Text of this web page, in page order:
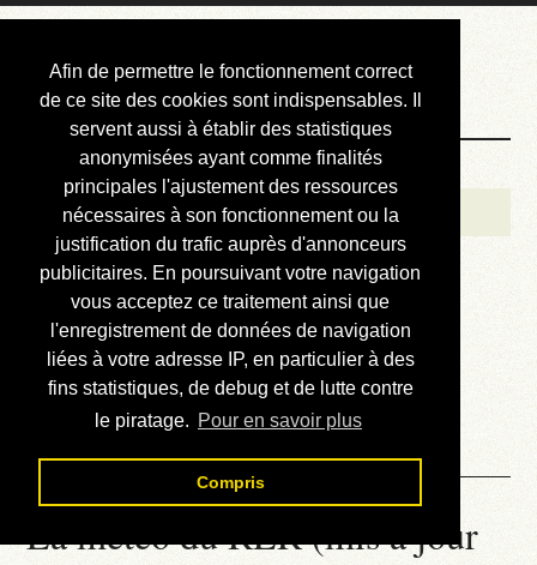
Afin de permettre le fonctionnement correct
de ce site des cookies sont indispensables. Il
servent aussi à établir des statistiques
anonymisées ayant comme finalités
principales l'ajustement des ressources
nécessaires à son fonctionnement ou la
justification du trafic auprès d'annonceurs
publicitaires. En poursuivant votre navigation
vous acceptez ce traitement ainsi que
l'enregistrement de données de navigation
liées à votre adresse IP, en particulier à des
fins statistiques, de debug et de lutte contre
le piratage. Pour en savoir plus
Compris
Courbis, « LE »
Blog Officiel
Bienvenue
Réalisations
Divers (et d’été)
Annonces
Liens externes
Téléchargement
Contact
La météo du RER (mis à jour